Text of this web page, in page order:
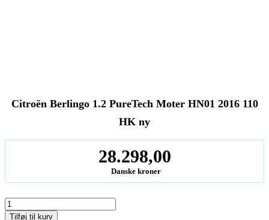
Citroën Berlingo 1.2 PureTech Moter HN01 2016 110
HK ny
28.298,00
Danske kroner
Citroën
Berlingo
Tilføj til kurv